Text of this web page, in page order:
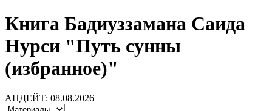
Книга Бадиуззамана Саида
Нурси "Путь сунны
(избранное)"
АПДЕЙТ: 08.08.2026